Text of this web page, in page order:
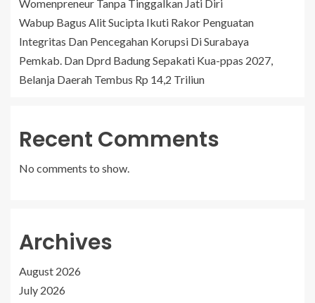
Womenpreneur Tanpa Tinggalkan Jati Diri
Wabup Bagus Alit Sucipta Ikuti Rakor Penguatan
Integritas Dan Pencegahan Korupsi Di Surabaya
Pemkab. Dan Dprd Badung Sepakati Kua-ppas 2027,
Belanja Daerah Tembus Rp 14,2 Triliun
Recent Comments
No comments to show.
Archives
August 2026
July 2026